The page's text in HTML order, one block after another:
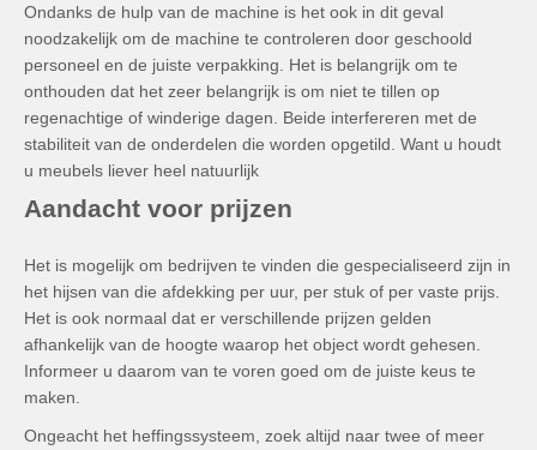
Ondanks de hulp van de machine is het ook in dit geval
noodzakelijk om de machine te controleren door geschoold
personeel en de juiste verpakking. Het is belangrijk om te
onthouden dat het zeer belangrijk is om niet te tillen op
regenachtige of winderige dagen. Beide interfereren met de
stabiliteit van de onderdelen die worden opgetild. Want u houdt
u meubels liever heel natuurlijk
Aandacht voor prijzen
Het is mogelijk om bedrijven te vinden die gespecialiseerd zijn in
het hijsen van die afdekking per uur, per stuk of per vaste prijs.
Het is ook normaal dat er verschillende prijzen gelden
afhankelijk van de hoogte waarop het object wordt gehesen.
Informeer u daarom van te voren goed om de juiste keus te
maken.
Ongeacht het heffingssysteem, zoek altijd naar twee of meer